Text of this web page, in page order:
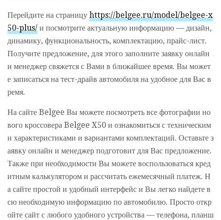
Перейдите на страницу https://belgee.ru/model/belgee-x
50-plus/ и посмотрите актуальную информацию — дизайн,
динамику, функциональность, комплектацию, прайс-лист.
Получите предложение, для этого заполните заявку онлайн
и менеджер свяжется с Вами в ближайшее время. Вы может
е записаться на тест-драйв автомобиля на удобное для Вас в
ремя.
На сайте Belgee Вы можете посмотреть все фотографии но
вого кроссовера Belgee X50 и ознакомиться с техническим
и характеристиками и вариантами комплектаций. Оставьте з
аявку онлайн и менеджер подготовит для Вас предложение.
Также при необходимости Вы можете воспользоваться кред
итным калькулятором и рассчитать ежемесячный платеж. Н
а сайте простой и удобный интерфейс и Вы легко найдете в
сю необходимую информацию по автомобилю. Просто откр
ойте сайт с любого удобного устройства — телефона, планш